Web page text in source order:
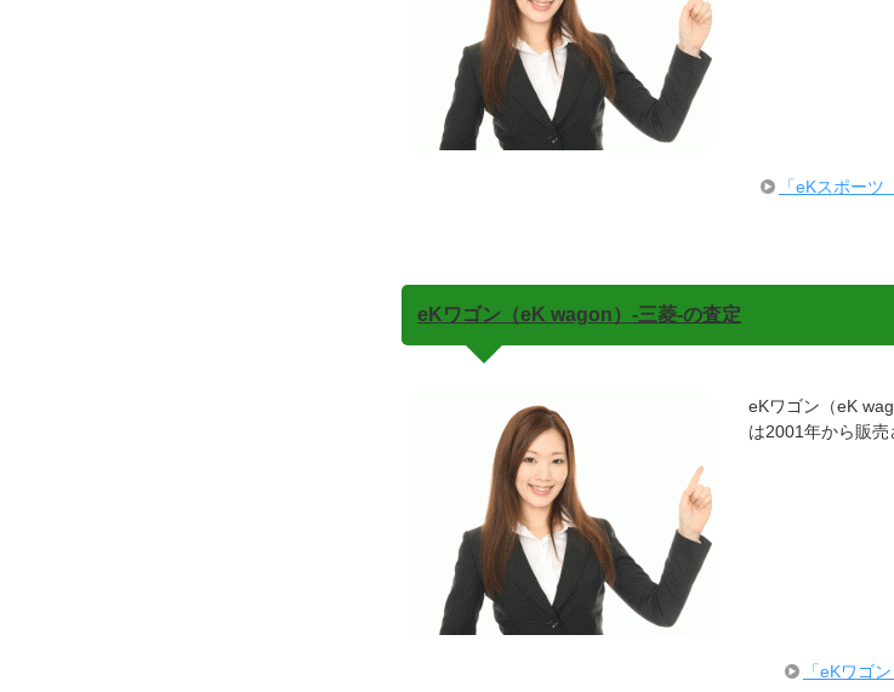
「eKスポー
eKワゴン（eK wagon）-三菱-の査定
eKワゴン（eK
は2001年から販売
「eKワゴ